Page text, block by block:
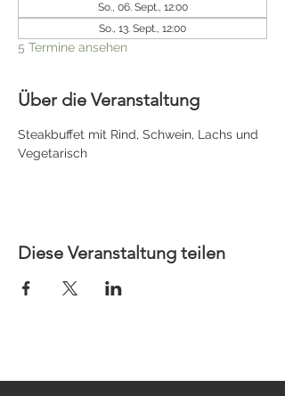
So., 06. Sept., 12:00
So., 13. Sept., 12:00
5 Termine ansehen
Über die Veranstaltung
Steakbuffet mit Rind, Schwein, Lachs und
Vegetarisch
Diese Veranstaltung teilen